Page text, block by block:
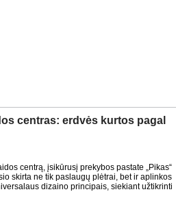
centras: erdvės kurtos pagal
centrą, įsikūrusį prekybos pastate „Pikas“
skirta ne tik paslaugų plėtrai, bet ir aplinkos
dizaino principais, siekiant užtikrinti